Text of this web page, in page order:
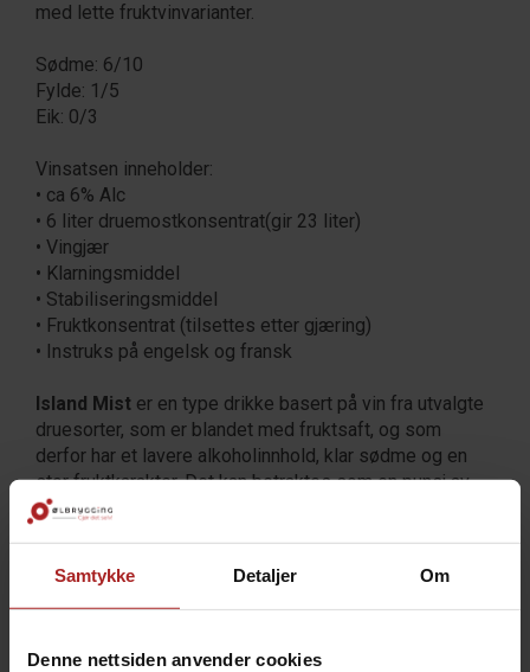
Samtykke Detaljer Om
Denne nettsiden anvender cookies
med lette fruktvinvarianter.
Sødme: 6/10
Fylde: 1/5
Eik: 0/3
Vinsatsen inneholder:
• ca 6% Alc
• 6 liter druemostkonsentrat(gir 23 liter)
• Vingjær
• Klarningsmiddel
• Stabiliseringsmiddel
• Fruktkonsentrat (tilsettes etter gjæring)
• Instruks på engelsk og fransk
Island Mist er en type drikke basert på vin fra utvalgte
druesorter, som er blandet med fruktsaft, og som
derfor har et lavere alkoholinnhold, klar sødme og en
stor fruktkarakter. Det kan betraktes som en punsj av
høyere kvalitet. Takket være at fruktjuicen lagres
at resultatet er en søt drink og ikke en klassisk vin.